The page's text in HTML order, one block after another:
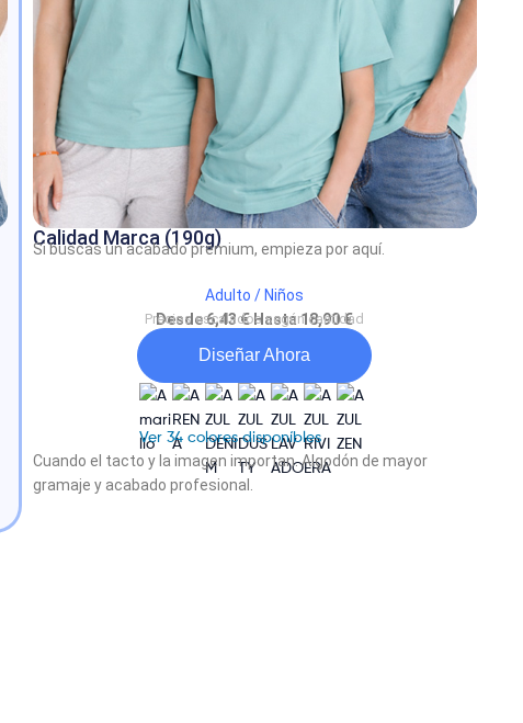
Calidad Marca (190g)
Si buscas un acabado premium, empieza por aquí.
Adulto / Niños
Desde 6,43 € Hasta 18,90 €
Precios escalados según cantidad
Diseñar Ahora
Ver 34 colores disponíbles
Cuando el tacto y la imagen importan. Algodón de mayor
gramaje y acabado profesional.